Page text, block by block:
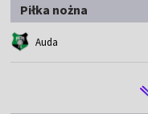
Piłka nożna
Auda